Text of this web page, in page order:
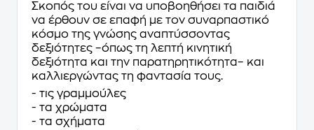
Σκοπός του είναι να υποβοηθήσει τα παιδιά
να έρθουν σε επαφή με τον συναρπαστικό
κόσμο της γνώσης αναπτύσσοντας
δεξιότητες –όπως τη λεπτή κινητική
δεξιότητα και την παρατηρητικότητα– και
καλλιεργώντας τη φαντασία τους.
- τις γραμμούλες
- τα χρώματα
- τα σχήματα